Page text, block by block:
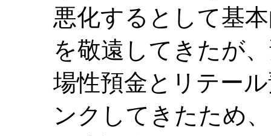
悪化するとして基
を敬遠してきたが
場性預金とリテー
ンクしてきたため